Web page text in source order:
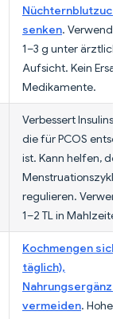
Nüchternblutzucker
senken. Verwende
1–3 g unter ärztlicher
Aufsicht. Kein Ersatz
Medikamente.
Verbessert
die für PCOS
ist. Kann helfen, den
Menstruationszyklus
regulieren.
1–2 TL in Mahlzeiten.
Kochmengen sicher
täglich),
vermeiden. Hohe